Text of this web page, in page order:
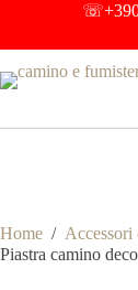
contenuto
☏
Home / Accessori
Piastra camino